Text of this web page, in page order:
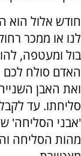
חודש אלול הוא
לנו או ממכר
בול ומעטפה,
האדם סולח לכם
ואת האבן
סליחתו. עד
'אבני הסליחה'
מהות הסליחה